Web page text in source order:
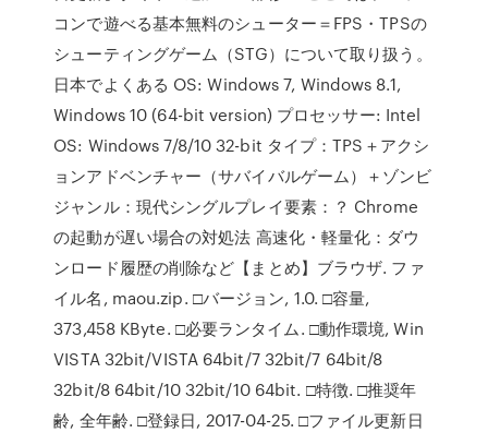
コンで遊べる基本無料のシューター＝FPS・TPSの
シューティングゲーム（STG）について取り扱う。
日本でよくある OS: Windows 7, Windows 8.1,
Windows 10 (64-bit version) プロセッサー: Intel
OS: Windows 7/8/10 32-bit タイプ：TPS＋アクシ
ョンアドベンチャー（サバイバルゲーム）＋ゾンビ
ジャンル：現代シングルプレイ要素：？ Chrome
の起動が遅い場合の対処法 高速化・軽量化：ダウ
ンロード履歴の削除など【まとめ】ブラウザ. ファ
イル名, maou.zip. □バージョン, 1.0. □容量,
373,458 KByte. □必要ランタイム. □動作環境, Win
VISTA 32bit/VISTA 64bit/7 32bit/7 64bit/8
32bit/8 64bit/10 32bit/10 64bit. □特徴. □推奨年
齢, 全年齢. □登録日, 2017-04-25. □ファイル更新日